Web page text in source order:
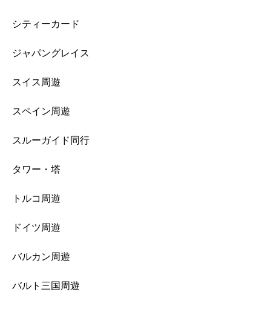
シティーカード
ジャパングレイス
スイス周遊
スペイン周遊
スルーガイド同行
タワー・塔
トルコ周遊
ドイツ周遊
バルカン周遊
バルト三国周遊